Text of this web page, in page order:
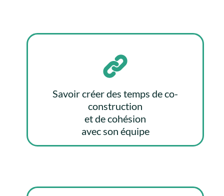
Savoir créer des temps de co-
construction
et de cohésion
avec son équipe